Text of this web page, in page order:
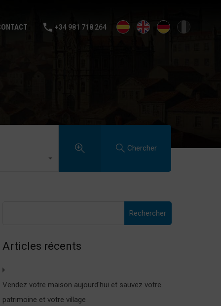
VENDS TA MAISON BLOG
CONTACT
+34 981 718 264
Chercher
Articles récents
Vendez votre maison aujourd'hui et sauvez votre
patrimoine et votre village